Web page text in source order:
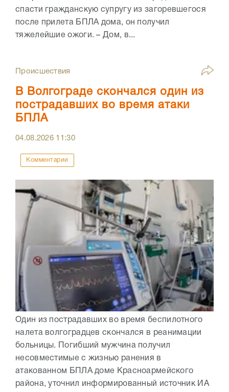
спасти гражданскую супругу из загоревшегося
после прилета БПЛА дома, он получил
тяжелейшие ожоги. – Дом, в...
Происшествия
В Волгограде скончался один из
пострадавших во время атаки
БПЛА
04.08.2026 11:30
Комментарии
Один из пострадавших во время беспилотного
налета волгоградцев скончался в реанимации
больницы. Погибший мужчина получил
несовместимые с жизнью ранения в
атакованном БПЛА доме Красноармейского
района, уточнил информированный источник ИА